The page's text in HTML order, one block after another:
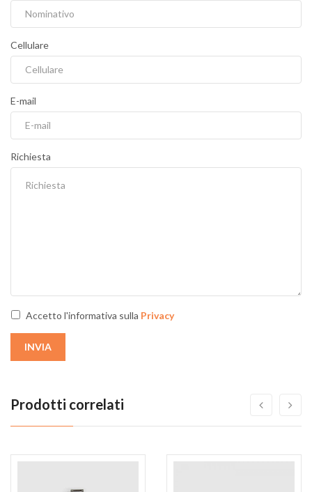
Cellulare
E-mail
Richiesta
Accetto l'informativa sulla Privacy
INVIA
Prodotti correlati